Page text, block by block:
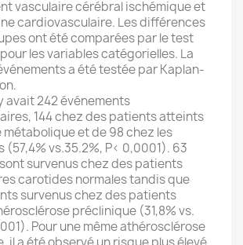
vasculaire cérébral ischémique et
cardiovasculaire. Les différences
ont été comparées par le test
les variables catégorielles. La
a été testée par Kaplan-
avait 242 événements
144 chez des patients atteints
et de 98 chez les
(57,4% vs.35.2%, P< 0,0001). 63
survenus chez des patients
carotides normales tandis que
survenus chez des patients
préclinique (31,8% vs.
Pour une même athérosclérose